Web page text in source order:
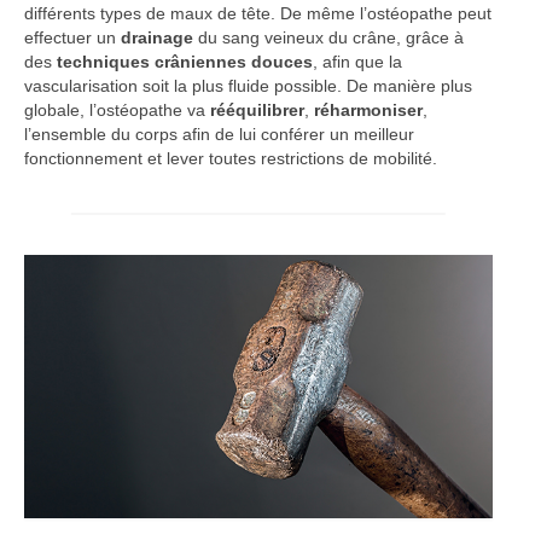
différents types de maux de tête. De même l’ostéopathe peut
effectuer un drainage du sang veineux du crâne, grâce à
des techniques crâniennes douces , afin que la
vascularisation soit la plus fluide possible. De manière plus
globale, l’ostéopathe va rééquilibrer, réharmoniser,
l’ensemble du corps afin de lui conférer un meilleur
fonctionnement et lever toutes restrictions de mobilité.